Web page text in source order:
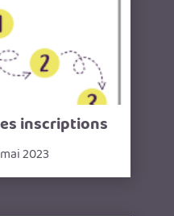
inscriptions
2023